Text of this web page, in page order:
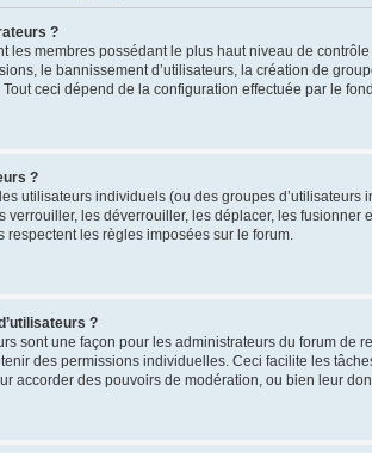
?
les membres possédant le plus haut niveau de
le bannissement d’utilisateurs, la création de
Tout ceci dépend de la configuration effectuée par le
?
utilisateurs individuels (ou des groupes
verrouiller, les déverrouiller, les déplacer, les
respectent les règles imposées sur le forum.
?
sont une façon pour les administrateurs du forum
des permissions individuelles. Ceci facilite les
accorder des pouvoirs de modération, ou bien leur